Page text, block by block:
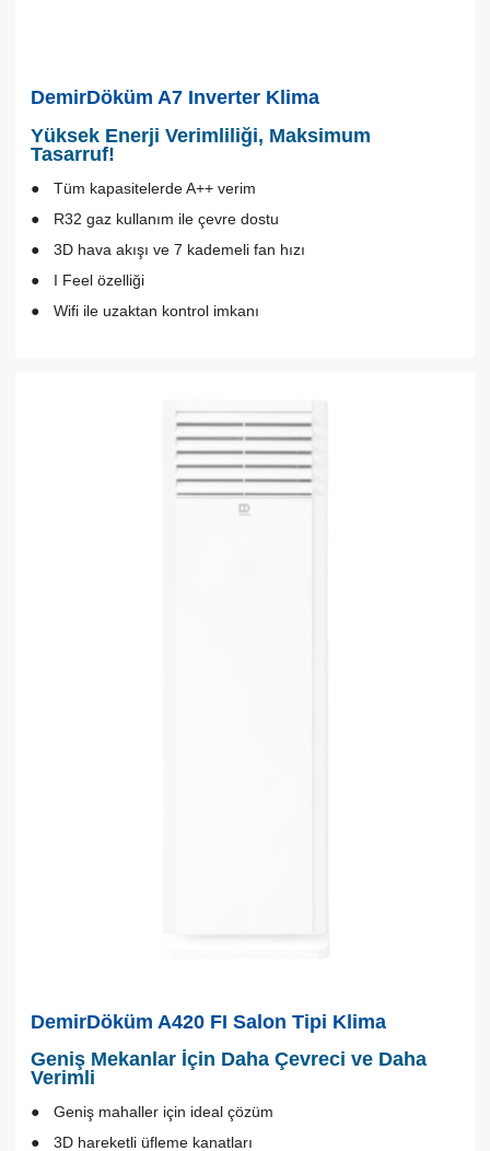
DemirDöküm A7 Inverter Klima
Yüksek Enerji Verimliliği, Maksimum
Tasarruf!
Tüm kapasitelerde A++ verim
R32 gaz kullanım ile çevre dostu
3D hava akışı ve 7 kademeli fan hızı
I Feel özelliği
Wifi ile uzaktan kontrol imkanı
DemirDöküm A420 FI Salon Tipi Klima
Geniş Mekanlar İçin Daha Çevreci ve Daha
Verimli
Geniş mahaller için ideal çözüm
3D hareketli üfleme kanatları